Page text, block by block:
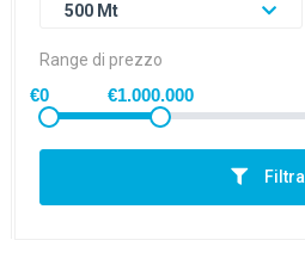
500 Mt
Range di prezzo
€0 €1.000.000
Filtra